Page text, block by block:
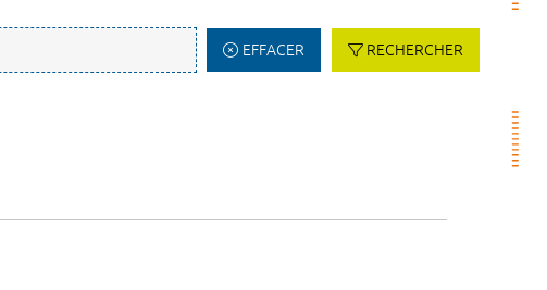
EFFACER RECHERCHER